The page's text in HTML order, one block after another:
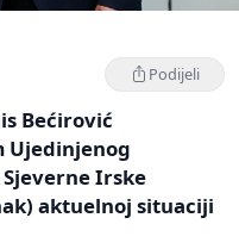
Podijeli
Bećirović
Ujedinjenog
Irske
aktuelnoj situaciji